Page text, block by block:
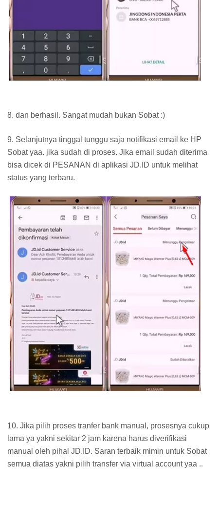
8. dan berhasil. Sangat mudah bukan Sobat :)
9. Selanjutnya tinggal tunggu saja notifikasi email ke HP
Sobat yaa. jika sudah di proses. Jika email sudah diterima
bisa dicek di PESANAN di aplikasi JD.ID untuk melihat
status yang terbaru.
10. Jika pilih proses tranfer bank manual, prosesnya cukup
lama ya yakni sekitar 2 jam karena harus diverifikasi
manual oleh pihal JD.ID. Saran terbaik mimin untuk Sobat
semua diatas yakni pilih transfer via virtual account yaa ..